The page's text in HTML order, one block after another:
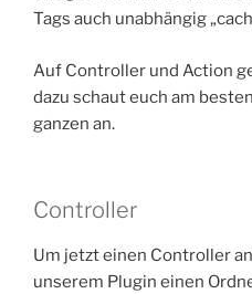
Tags auch unabhängig
Auf Controller und Action
dazu schaut euch am
ganzen an.
Controller
Um jetzt einen Controller
unserem Plugin einen